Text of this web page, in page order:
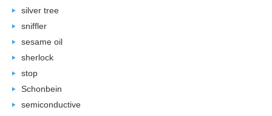
silver tree
sniffler
sesame oil
sherlock
stop
Schonbein
semiconductive